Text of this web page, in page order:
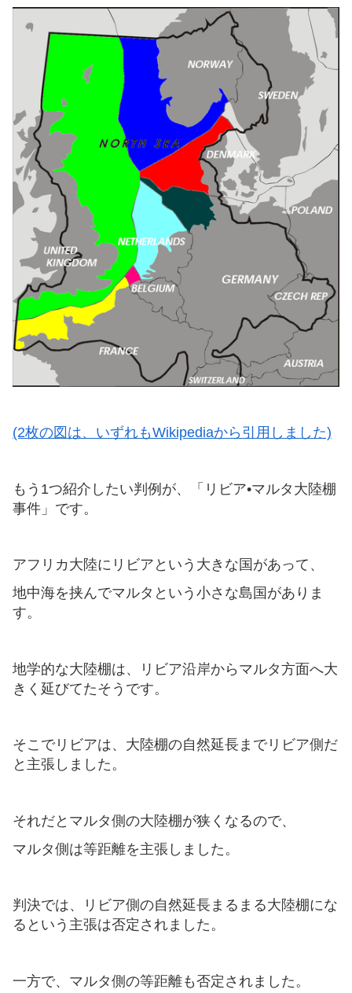
(2枚の図は、いずれもWikipediaから引用しました)
もう1つ紹介したい判例が、「リビア•マルタ大陸棚
事件」です。
アフリカ大陸にリビアという大きな国があって、
地中海を挟んでマルタという小さな島国がありま
す。
地学的な大陸棚は、リビア沿岸からマルタ方面へ大
きく延びてたそうです。
そこでリビアは、大陸棚の自然延長までリビア側だ
と主張しました。
それだとマルタ側の大陸棚が狭くなるので、
マルタ側は等距離を主張しました。
判決では、リビア側の自然延長まるまる大陸棚にな
るという主張は否定されました。
一方で、マルタ側の等距離も否定されました。